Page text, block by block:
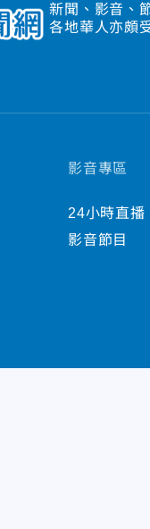
新聞、影音、
各地華人亦頗
影音專區
24小時直播
影音節目